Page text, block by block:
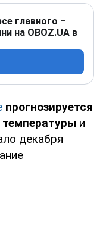
главного –
на OBOZ.UA в
прогнозируется
и
декабря